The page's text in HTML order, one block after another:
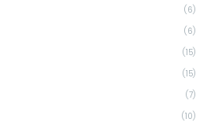
(6)
(6)
(15)
(15)
(7)
(10)